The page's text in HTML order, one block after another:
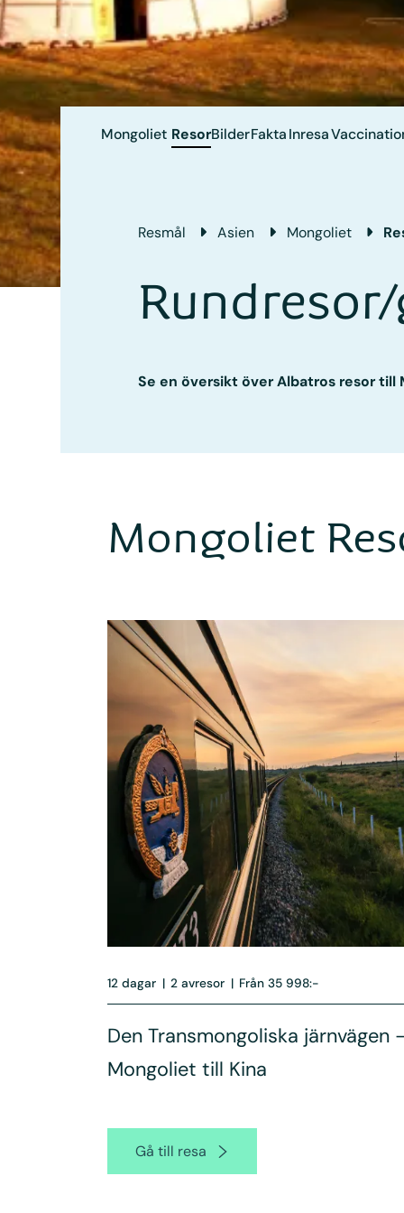
Mongoliet ResorBilderFaktaInresa
Resmål Asien Mongoliet
Se en översikt över Albatros resor till
Mongoliet
12 dagar | 2 avresor | Från 35 998:-
Den Transmongoliska järnvägen
Mongoliet till Kina
Gå till resa